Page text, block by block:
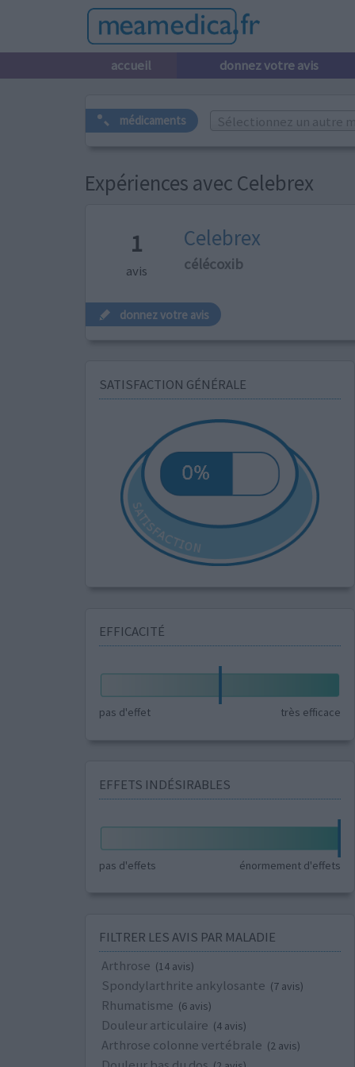
accueil donnez votre avis
médicaments Sélectionnez un autre
Expériences avec Celebrex
1
avis
Celebrex
célécoxib
donnez votre avis
SATISFACTION GÉNÉRALE
EFFICACITÉ
pas d'effet très efficace
EFFETS INDÉSIRABLES
pas d'effets énormement d'effets
FILTRER LES AVIS PAR MALADIE
Arthrose (14 avis)
Spondylarthrite ankylosante (7 avis)
Rhumatisme (6 avis)
Douleur articulaire (4 avis)
Arthrose colonne vertébrale (2 avis)